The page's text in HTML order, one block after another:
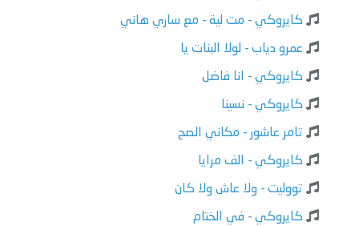
كايروكي - مت لية - مع ساري هاني
عمرو دياب - لولا البنات يا
كايروكي - انا فاضل
كايروكي - نسينا
تامر عاشور - مكاني الصح
كايروكي - الف مرايا
تووليت - ولا عاش ولا كان
كايروكي - في الختام